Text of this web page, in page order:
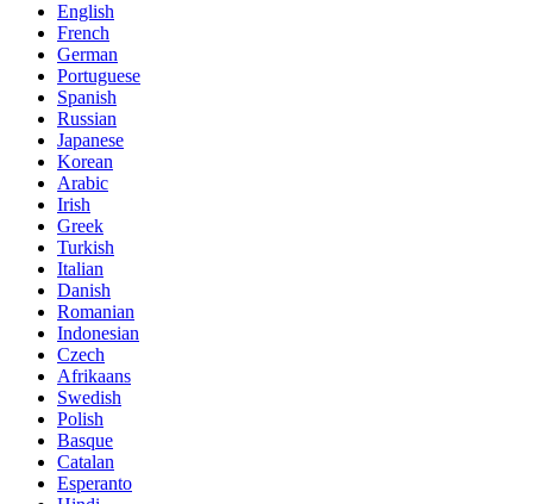
English
French
German
Portuguese
Spanish
Russian
Japanese
Korean
Arabic
Irish
Greek
Turkish
Italian
Danish
Romanian
Indonesian
Czech
Afrikaans
Swedish
Polish
Basque
Catalan
Esperanto